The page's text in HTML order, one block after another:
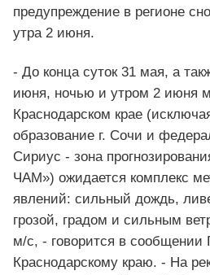
предупреждение в регионе
утра 2 июня.
- До конца суток 31 мая, а
июня, ночью и утром 2 июня
Краснодарском крае
образование г. Сочи и
Сириус - зона
ЧАМ») ожидается комплекс
явлений: сильный дождь,
грозой, градом и сильным
м/с, - говорится в
Краснодарскому краю. - На